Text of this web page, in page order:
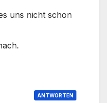
uns nicht schon
ANTWORTEN